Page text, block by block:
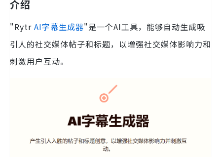
介绍
"Rytr AI字幕生成器"是一个AI工具，能够自动生成吸
引人的社交媒体帖子和标题，以增强社交媒体影响力和
刺激用户互动。